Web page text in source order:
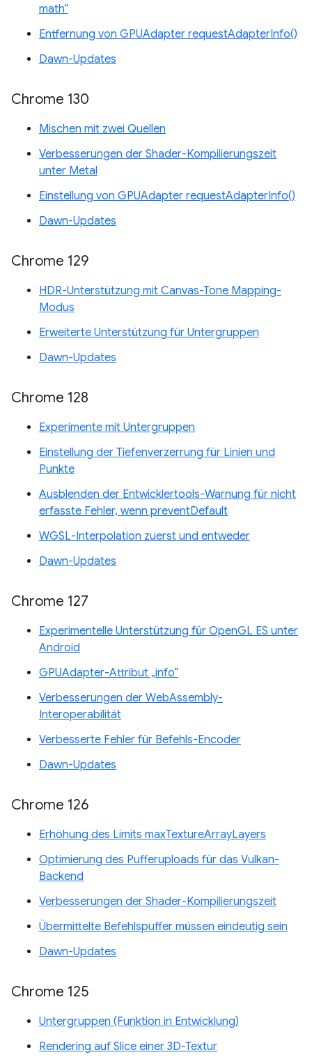
math“
Entfernung von GPUAdapter requestAdapterInfo()
Dawn-Updates
Chrome 130
Mischen mit zwei Quellen
Verbesserungen der Shader-Kompilierungszeit
unter Metal
Einstellung von GPUAdapter requestAdapterInfo()
Dawn-Updates
Chrome 129
HDR-Unterstützung mit Canvas-Tone Mapping-
Modus
Erweiterte Unterstützung für Untergruppen
Dawn-Updates
Chrome 128
Experimente mit Untergruppen
Einstellung der Tiefenverzerrung für Linien und
Punkte
Ausblenden der Entwicklertools-Warnung für nicht
erfasste Fehler, wenn preventDefault
WGSL-Interpolation zuerst und entweder
Dawn-Updates
Chrome 127
Experimentelle Unterstützung für OpenGL ES unter
Android
GPUAdapter-Attribut „info“
Verbesserungen der WebAssembly-
Interoperabilität
Verbesserte Fehler für Befehls-Encoder
Dawn-Updates
Chrome 126
Erhöhung des Limits maxTextureArrayLayers
Optimierung des Pufferuploads für das Vulkan-
Backend
Verbesserungen der Shader-Kompilierungszeit
Übermittelte Befehlspuffer müssen eindeutig sein
Dawn-Updates
Chrome 125
Untergruppen (Funktion in Entwicklung)
Rendering auf Slice einer 3D-Textur